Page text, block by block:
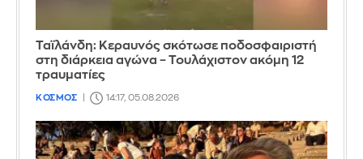
Ταϊλάνδη: Κεραυνός σκότωσε ποδοσφαιριστή
στη διάρκεια αγώνα – Τουλάχιστον ακόμη 12
τραυματίες
ΚΟΣΜΟΣ 14:17, 05.08.2026